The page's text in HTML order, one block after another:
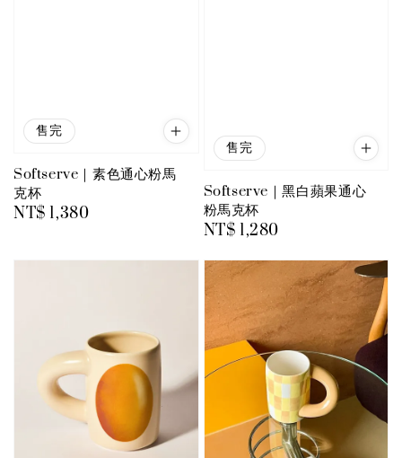
售完
Softserve｜素色通心粉馬
克杯
Regular
NT$ 1,380
售完
Softserve｜黑白蘋果通心
粉馬克杯
Regular
NT$ 1,280